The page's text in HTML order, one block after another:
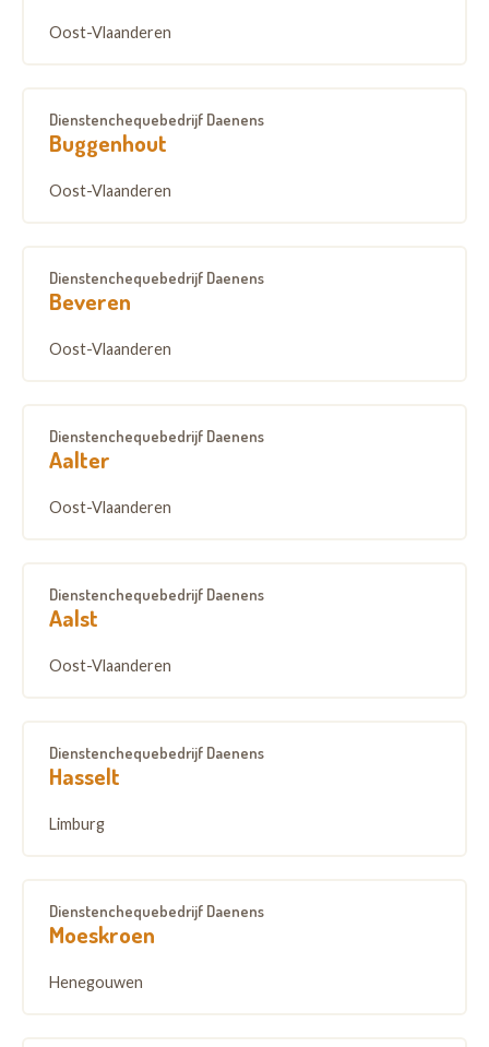
Oost-Vlaanderen
Dienstenchequebedrijf Daenens
Buggenhout
Oost-Vlaanderen
Dienstenchequebedrijf Daenens
Beveren
Oost-Vlaanderen
Dienstenchequebedrijf Daenens
Aalter
Oost-Vlaanderen
Dienstenchequebedrijf Daenens
Aalst
Oost-Vlaanderen
Dienstenchequebedrijf Daenens
Hasselt
Limburg
Dienstenchequebedrijf Daenens
Moeskroen
Henegouwen